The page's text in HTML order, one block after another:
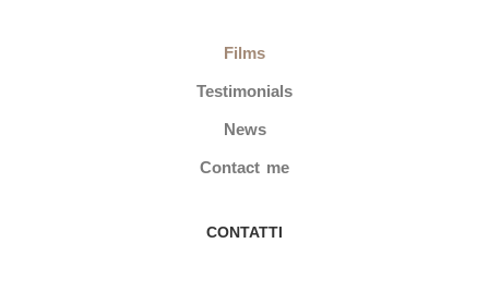
Films
Testimonials
News
Contact me
CONTATTI